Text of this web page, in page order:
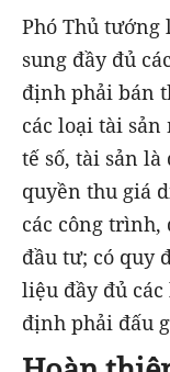
Phó Thủ tướng
sung đầy đủ
định phải bán
các loại tài
tế số, tài sản
quyền thu giá
các công trình,
đầu tư; có quy
liệu đầy đủ
định phải đấu